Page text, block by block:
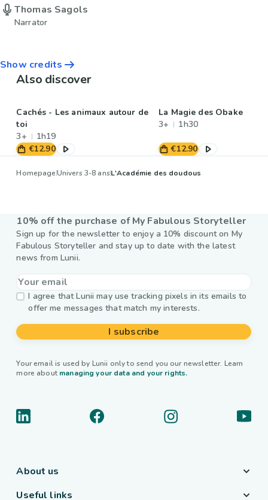
Thomas Sagols
Narrator
Show credits
Also discover
Cachés - Les animaux autour de
toi
3+
1h19
€12.90
La Magie des Obake
3+
1h30
€12.90
HomepageUnivers 3-8 ansL'Académie des doudous
10% off the purchase of My Fabulous Storyteller
Sign up for the newsletter to enjoy a 10% discount on My
Fabulous Storyteller and stay up to date with the latest
news from Lunii.
I agree that Lunii may use tracking pixels in its emails to
offer me messages that match my interests.
I subscribe
Your email is used by Lunii only to send you our newsletter. Learn
more about managing your data and your rights.
About us
Useful links